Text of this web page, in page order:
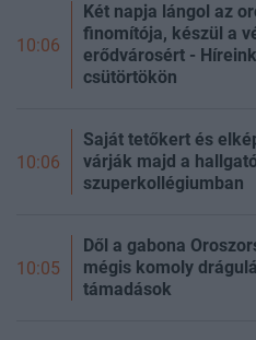
10:06
Két napja lángol az
finomítója, készül a
erődvárosért -
csütörtökön
10:06
Saját tetőkert és
várják majd a
szuperkollégiumban
10:05
Dől a gabona
mégis komoly
támadások